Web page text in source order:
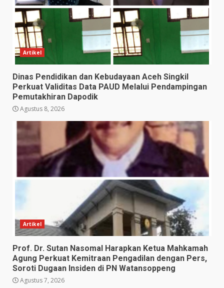
Artikel
Dinas Pendidikan dan Kebudayaan Aceh Singkil
Perkuat Validitas Data PAUD Melalui Pendampingan
Pemutakhiran Dapodik
Agustus 8, 2026
Artikel
Prof. Dr. Sutan Nasomal Harapkan Ketua Mahkamah
Agung Perkuat Kemitraan Pengadilan dengan Pers,
Soroti Dugaan Insiden di PN Watansoppeng
Agustus 7, 2026